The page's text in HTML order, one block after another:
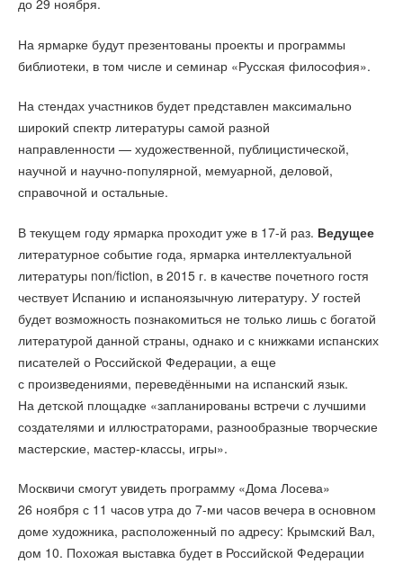
до 29 ноября.
На ярмарке будут презентованы проекты и программы
библиотеки, в том числе и семинар «Русская философия».
На стендах участников будет представлен максимально
широкий спектр литературы самой разной
направленности — художественной, публицистической,
научной и научно-популярной, мемуарной, деловой,
справочной и остальные.
В текущем году ярмарка проходит уже в 17-й раз. Ведущее
литературное событие года, ярмарка интеллектуальной
литературы non/fiction, в 2015 г. в качестве почетного гостя
чествует Испанию и испаноязычную литературу. У гостей
будет возможность познакомиться не только лишь с богатой
литературой данной страны, однако и с книжками испанских
писателей о Российской Федерации, а еще
с произведениями, переведёнными на испанский язык.
На детской площадке «запланированы встречи с лучшими
создателями и иллюстраторами, разнообразные творческие
мастерские, мастер-классы, игры».
Москвичи смогут увидеть программу «Дома Лосева»
26 ноября с 11 часов утра до 7-ми часов вечера в основном
доме художника, расположенный по адресу: Крымский Вал,
дом 10. Похожая выставка будет в Российской Федерации